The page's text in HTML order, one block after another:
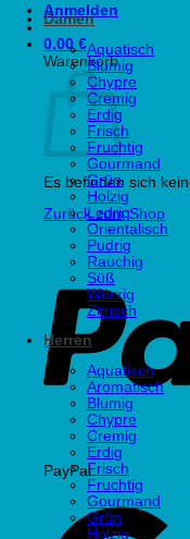
Anmelden
0,00 €
Warenkorb
Es befinden sich
Zurück zum Shop
PayPal
Damen
Aquatisch
Blumig
Chypre
Cremig
Erdig
Frisch
Fruchtig
Gourmand
Grün
Holzig
Ledrig
Orientalisch
Pudrig
Rauchig
Süß
Würzig
Zitrisch
Herren
Aquatisch
Aromatisch
Blumig
Chypre
Cremig
Erdig
Frisch
Fruchtig
Gourmand
Grün
Holzig